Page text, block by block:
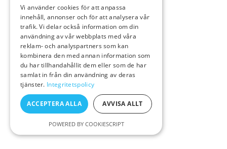
Vi använder cookies för att anpassa
innehåll, annonser och för att analysera vår
trafik. Vi delar också information om din
användning av vår webbplats med våra
reklam- och analyspartners som kan
kombinera den med annan information som
du har tillhandahållit dem eller som de har
samlat in från din användning av deras
tjänster. Integritetspolicy
ACCEPTERA ALLA AVVISA ALLT
POWERED BY COOKIESCRIPT